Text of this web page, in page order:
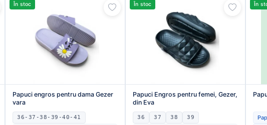
În stoc
Papuci engros pentru dama Gezer
vara
36-37-38-39-40-41
În stoc
Papuci Engros pentru femei, Gezer,
din Eva
36 37 38 39
În